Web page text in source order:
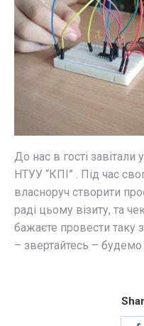
До нас в гості завітали
НТУУ “КПІ” . Під час
власноруч створити
раді цьому візиту, та
бажаєте провести таку
– звертайтесь –